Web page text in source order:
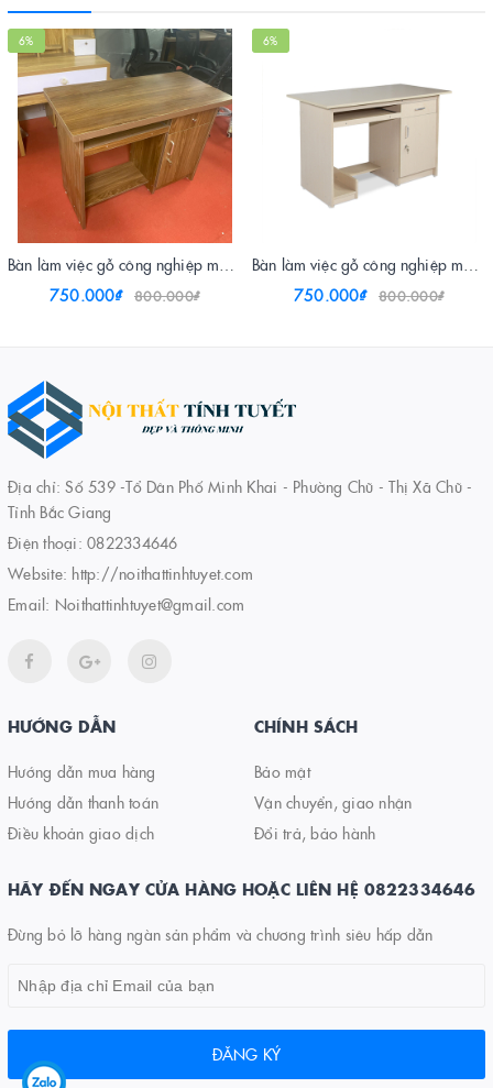
6%
Bàn làm việc gỗ công nghiệp màu óc chó
750.000₫
800.000₫
6%
Bàn làm việc gỗ công nghiệp màu sồi trắng
750.000₫
800.000₫
Địa chỉ: Số 539 -Tổ Dân Phố Minh Khai - Phường Chũ - Thị Xã Chũ -
Tỉnh Bắc Giang
Điện thoại: 0822334646
Website: http://noithattinhtuyet.com
Email: Noithattinhtuyet@gmail.com
HƯỚNG DẪN
Hướng dẫn mua hàng
Hướng dẫn thanh toán
Điều khoản giao dịch
CHÍNH SÁCH
Bảo mật
Vận chuyển, giao nhận
Đổi trả, bảo hành
HÃY ĐẾN NGAY CỬA HÀNG HOẶC LIÊN HỆ 0822334646
Đừng bỏ lỡ hàng ngàn sản phẩm và chương trình siêu hấp dẫn
ĐĂNG KÝ